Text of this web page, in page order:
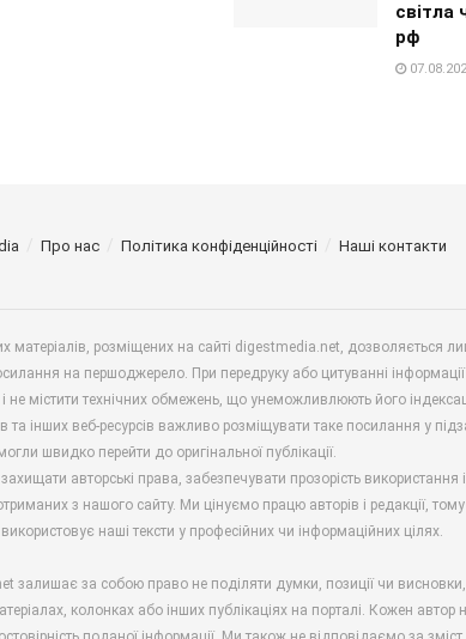
світла
рф
Про нас Політика конфіденційності Наші контакти
матеріалів, розміщених на сайті digestmedia.net, дозволяється
на першоджерело. При передруку або цитуванні
не містити технічних обмежень, що унеможливлюють його
та інших веб-ресурсів важливо розміщувати таке посилання у
швидко перейти до оригінальної публікації.
авторські права, забезпечувати прозорість використання
з нашого сайту. Ми цінуємо працю авторів і редакції,
використовує наші тексти у професійних чи інформаційних цілях.
залишає за собою право не поділяти думки, позиції чи
колонках або інших публікаціях на порталі. Кожен автор